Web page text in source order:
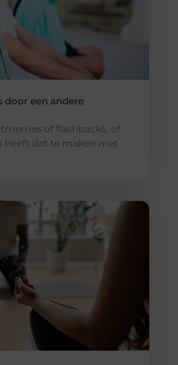
door een andere
of flashbacks, of
heeft dat te maken met